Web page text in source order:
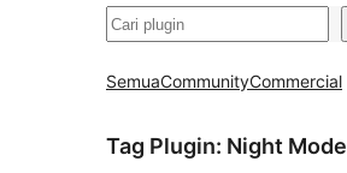
Cari
SemuaCommunityCommercial
Tag Plugin: Night Mode